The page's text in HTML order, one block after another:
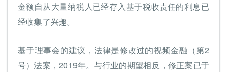
金额自从大量纳税人已经存入基于税收责任的利息已
经收集了兴趣。
基于理事会的建议，法律是修改过的视频金融（第2
号）法案，2019年。与行业的期望相反，修正案已于